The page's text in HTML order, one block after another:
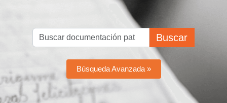
Buscar
Búsqueda Avanzada »